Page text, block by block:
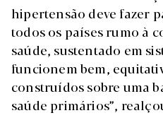
hipertensão deve fazer
todos os países rumo à
saúde, sustentado em
funcionem bem,
construídos sobre uma
saúde primários”,